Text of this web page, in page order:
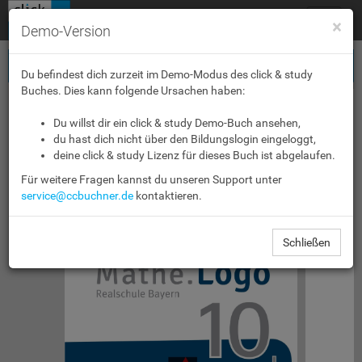
Toggle
Mathe.Logo
Realschule Bayern 10
10
×
Demo-Version
Du befindest dich zurzeit im Demo-Modus des click & study
Buches. Dies kann folgende Ursachen haben:
Du willst dir ein click & study Demo-Buch ansehen,
du hast dich nicht über den Bildungslogin eingeloggt,
deine click & study Lizenz für dieses Buch ist abgelaufen.
Für weitere Fragen kannst du unseren Support unter
service@ccbuchner.de kontaktieren.
Schließen